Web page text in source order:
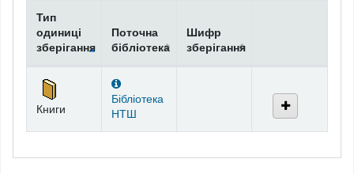
Тип
одиниці
зберігання
Поточна
бібліотека
Шифр
зберігання
Книги
Бібліотека
НТШ